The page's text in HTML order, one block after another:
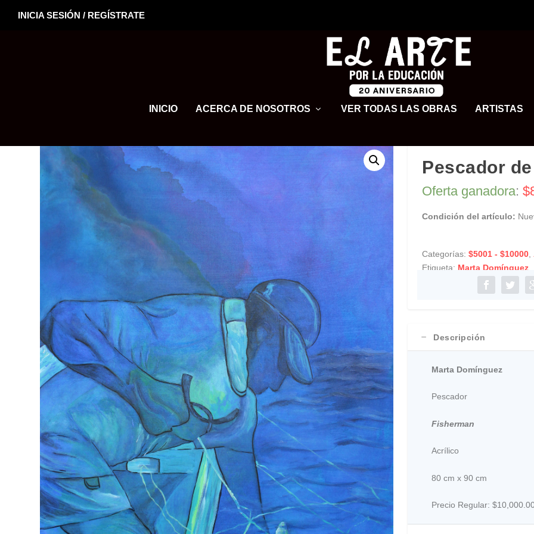
INICIA SESIÓN / REGÍSTRATE
INICIO ACERCA DE NOSOTROS VER TODAS LAS OBRAS ARTISTAS
Pescador
Oferta ganadora: $
Condición del artículo:
Categorías: $5001 - $10000
Etiqueta: Marta Domínguez
Descripción
Marta Domínguez
Pescador
Fisherman
Acrílico
80 cm x 90 cm
Precio Regular: